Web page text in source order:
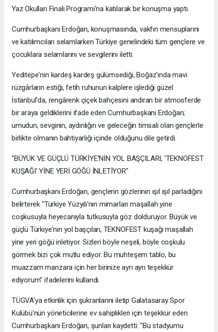
Yaz Okulları Finali Programı'na katılarak bir konuşma yaptı.
Cumhurbaşkanı Erdoğan, konuşmasında, vakfın mensuplarını
ve katılımcıları selamlarken Türkiye genelindeki tüm gençlere ve
çocuklara selamlarını ve sevgilerini iletti.
Yeditepe'nin kardeş kardeş gülümsediği, Boğaz'ında mavi
rüzgârların estiği, fetih ruhunun kalplere işlediği güzel
İstanbul'da, rengârenk çiçek bahçesini andıran bir atmosferde
bir araya geldiklerini ifade eden Cumhurbaşkanı Erdoğan;
umudun, sevginin, aydınlığın ve geleceğin timsali olan gençlerle
birlikte olmanın bahtiyarlığı içinde olduğunu dile getirdi.
"BÜYÜK VE GÜÇLÜ TÜRKİYE'NİN YOL BAŞÇILARI, 'TEKNOFEST
KUŞAĞI' YİNE YERİ GÖĞÜ İNLETİYOR"
Cumhurbaşkanı Erdoğan, gençlerin gözlerinin ışıl ışıl parladığını
belirterek "Türkiye Yüzyılı'nın mimarları maşallah yine
coşkusuyla heyecanıyla tutkusuyla göz dolduruyor. Büyük ve
güçlü Türkiye'nin yol başçıları, TEKNOFEST kuşağı maşallah
yine yeri göğü inletiyor. Sizleri böyle neşeli, böyle coşkulu
görmek bizi çok mutlu ediyor. Bu muhteşem tablo, bu
muazzam manzara için her birinize ayrı ayrı teşekkür
ediyorum" ifadelerini kullandı.
TÜGVA'ya etkinlik için şükranlarını iletip Galatasaray Spor
Kulübü'nün yöneticilerine ev sahiplikleri için teşekkür eden
Cumhurbaşkanı Erdoğan, şunları kaydetti: "Bu stadyumu